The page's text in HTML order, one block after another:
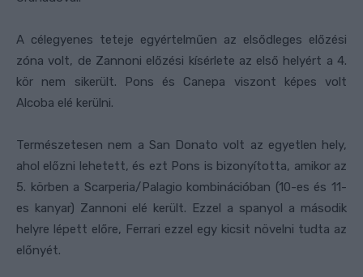
A célegyenes teteje egyértelműen az elsődleges előzési
zóna volt, de Zannoni előzési kísérlete az első helyért a 4.
kör nem sikerült. Pons és Canepa viszont képes volt
Alcoba elé kerülni.
Természetesen nem a San Donato volt az egyetlen hely,
ahol előzni lehetett, és ezt Pons is bizonyította, amikor az
5. körben a Scarperia/Palagio kombinációban (10-es és 11-
es kanyar) Zannoni elé került. Ezzel a spanyol a második
helyre lépett előre, Ferrari ezzel egy kicsit növelni tudta az
előnyét.